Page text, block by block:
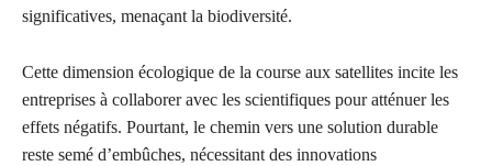
significatives, menaçant la biodiversité.
Cette dimension écologique de la course aux satellites incite les
entreprises à collaborer avec les scientifiques pour atténuer les
effets négatifs. Pourtant, le chemin vers une solution durable
reste semé d’embûches, nécessitant des innovations